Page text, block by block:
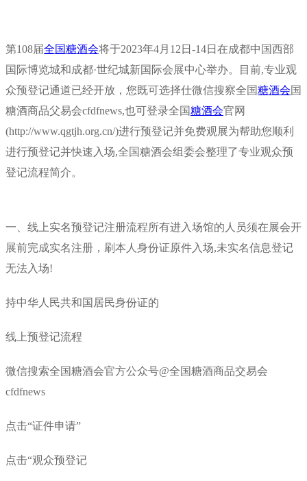
第108届全国糖酒会将于2023年4月12日-14日在成都中国西部
国际博览城和成都·世纪城新国际会展中心举办。目前,专业观
众预登记通道已经开放，您既可选择仕微信搜察全国糖酒会国
糖酒商品父易会cfdfnews,也可登录全国糖酒会官网
(http://www.qgtjh.org.cn/)进行预登记并免费观展为帮助您顺利
进行预登记并快速入场,全国糖酒会组委会整理了专业观众预
登记流程简介。
一、线上实名预登记注册流程所有进入场馆的人员须在展会开
展前完成实名注册，刷本人身份证原件入场,未实名信息登记
无法入场!
持中华人民共和国居民身份证的
线上预登记流程
微信搜索全国糖酒会官方公众号@全国糖酒商品交易会
cfdfnews
点击“证件申请”
点击“观众预登记